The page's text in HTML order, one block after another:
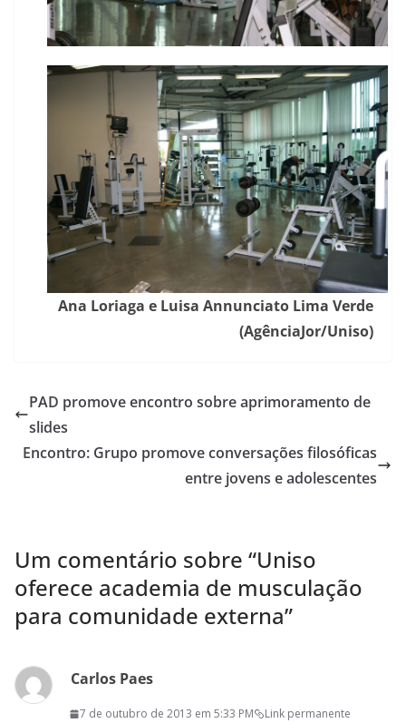
Ana Loriaga e Luisa Annunciato Lima Verde
(AgênciaJor/Uniso)
PAD promove encontro sobre aprimoramento de
slides
Encontro: Grupo promove conversações filosóficas
entre jovens e adolescentes
Um comentário sobre “Uniso
oferece academia de musculação
para comunidade externa”
Carlos Paes
7 de outubro de 2013 em 5:33 PM Link permanente